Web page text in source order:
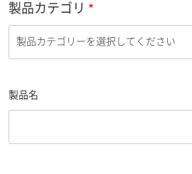
製品カテゴリ
製品名